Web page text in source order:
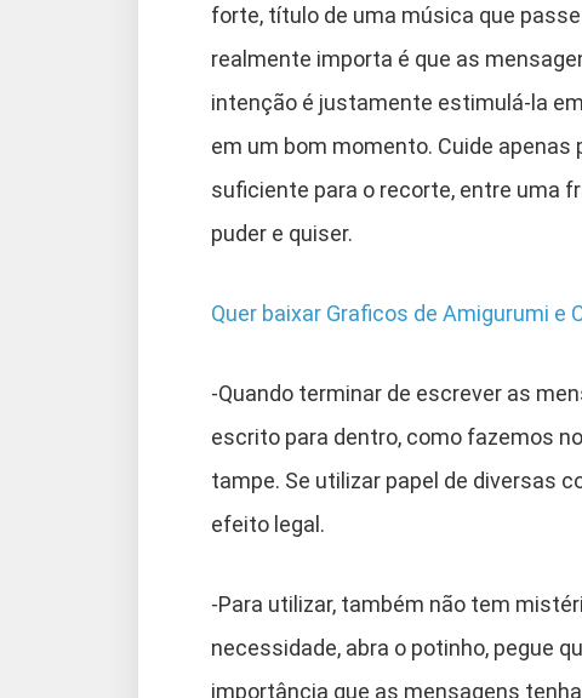
forte, título de uma música que
realmente importa é que as
intenção é justamente estimulá-la
em um bom momento. Cuide
suficiente para o recorte, entre uma
puder e quiser.
Quer baixar Graficos de Amigurumi e
-Quando terminar de escrever as
escrito para dentro, como fazemos
tampe. Se utilizar papel de diversas
efeito legal.
-Para utilizar, também não tem
necessidade, abra o potinho, pegue
importância que as mensagens